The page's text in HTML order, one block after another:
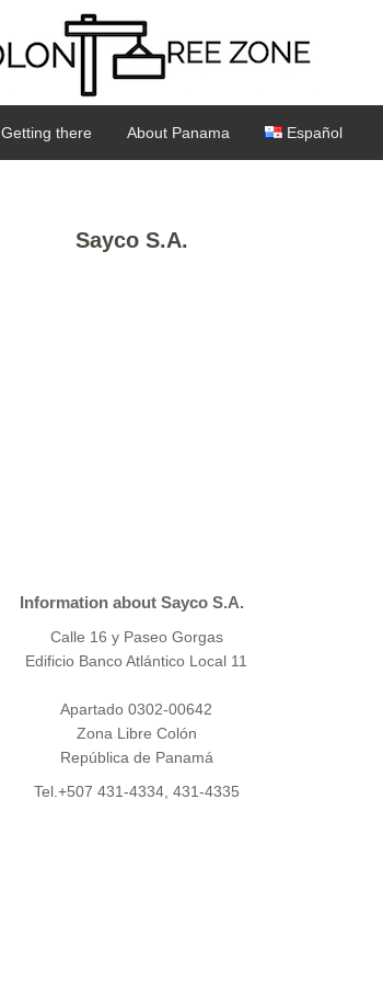
Getting there About Panama Español
Sayco S.A.
Information about Sayco S.A.
Calle 16 y Paseo Gorgas
Edificio Banco Atlántico Local 11
Apartado 0302-00642
Zona Libre Colón
República de Panamá
Tel.+507 431-4334, 431-4335